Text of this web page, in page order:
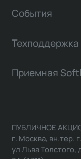
События
Техподдержка
Приемная
ПУБЛИЧНОЕ
г. Москва, вн.тер.
ул Льва Толстого,